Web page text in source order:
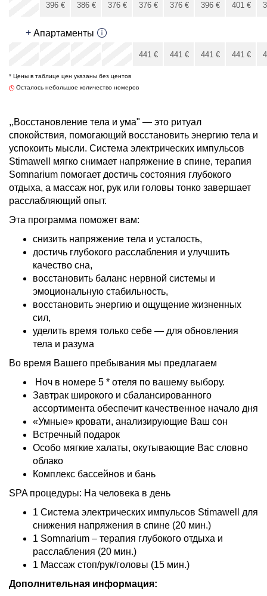
396 € 386 € 376 € 376 € 376 € 396 € 401 €
+ Апартаменты
441 € 441 € 441 € 441 €
441€
* Цены в таблице цен указаны без центов
Осталось небольшое количество номеров
,,Восстановление тела и ума" — это ритуал
спокойствия, помогающий восстановить энергию тела и
успокоить мысли. Система электрических импульсов
Stimawell мягко снимает напряжение в спине, терапия
Somnarium помогает достичь состояния глубокого
отдыха, а массаж ног, рук или головы тонко завершает
расслабляющий опыт.
Эта программа поможет вам:
снизить напряжение тела и усталость,
достичь глубокого расслабления и улучшить
качество сна,
восстановить баланс нервной системы и
эмоциональную стабильность,
восстановить энергию и ощущение жизненных
сил,
уделить время только себе — для обновления
тела и разума
Во время Вашего пребывания мы предлагаем
Hоч в номере 5 * отеля по вашему выбору.
Завтрак широкого и сбалансированного
ассортимента обеспечит качественное начало дня
«Умные» кровати, анализирующие Ваш сон
Встречный подарок
Особо мягкие халаты, окутывающие Вас словно
облако
Комплекс бассейнов и бань
SPA процедуры: На человека в день
1 Система электрических импульсов Stimawell для
снижения напряжения в спине (20 мин.)
1 Somnarium – терапия глубокого отдыха и
расслабления (20 мин.)
1 Массаж стоп/рук/головы (15 мин.)
Дополнительная информация: